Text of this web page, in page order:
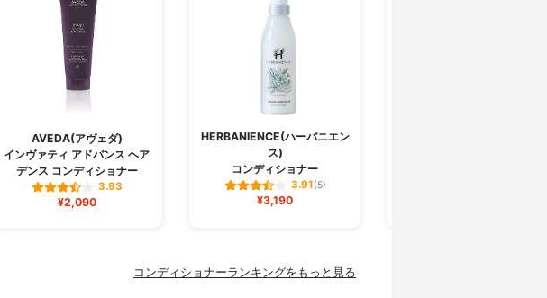
AVEDA(アヴェダ)
インヴァティ アドバンス ヘア
デンス コンディショナー
3.93
¥2,090
HERBANIENCE(ハーバニエン
ス)
コンディショナー
3.91(5)
¥3,190
コンディショナーランキングをもっと見る